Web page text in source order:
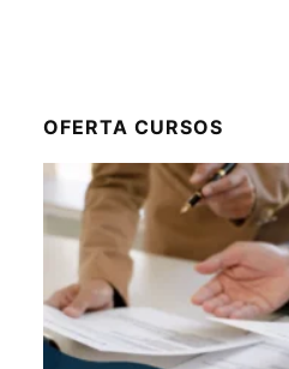
OFERTA CURSOS